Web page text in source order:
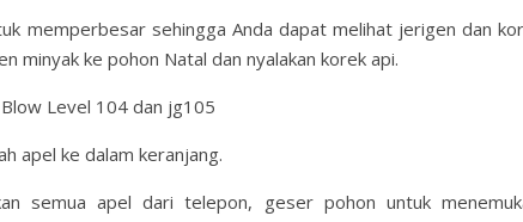
memperbesar sehingga Anda dapat melihat jerigen dan
minyak ke pohon Natal dan nyalakan korek api.
Blow Level 104 dan jg105
apel ke dalam keranjang.
semua apel dari telepon, geser pohon untuk